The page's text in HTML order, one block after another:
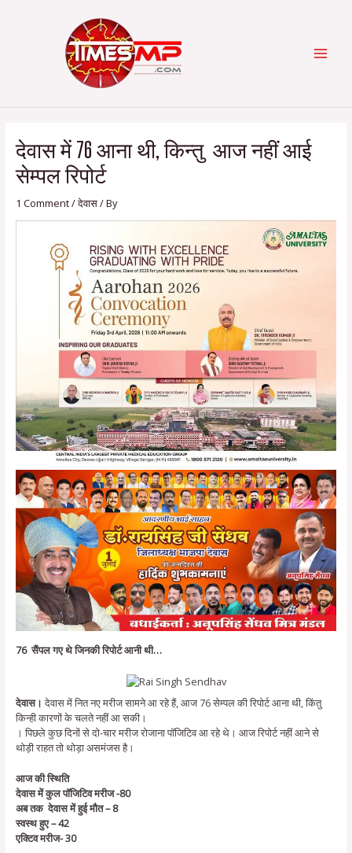
देवास में 76 आना थी, किन्तु आज नहीं आई
सेम्पल रिपोर्ट
1 Comment/देवास/ By
76 सैंपल गए थे जिनकी रिपोर्ट आनी थी…
देवास। देवास में नित नए मरीज सामने आ रहे हैं, आज 76 सेम्पल की रिपोर्ट आना थी, किंतु
किन्ही कारणों के चलते नहीं आ सकी।
। पिछले कुछ दिनों से दो-चार मरीज रोजाना पॉजिटिव आ रहे थे। आज रिपोर्ट नहीं आने से
थोड़ी राहत तो थोड़ा असमंजस है।
आज की स्थिति
देवास में कुल पॉजिटिव मरीज -80
अब तक देवास में हुई मौत – 8
स्वस्थ हुए – 42
एक्टिव मरीज- 30
navigation